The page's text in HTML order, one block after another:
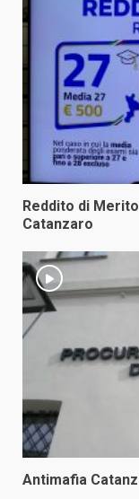
Reddito di
Catanzaro
Antimafia